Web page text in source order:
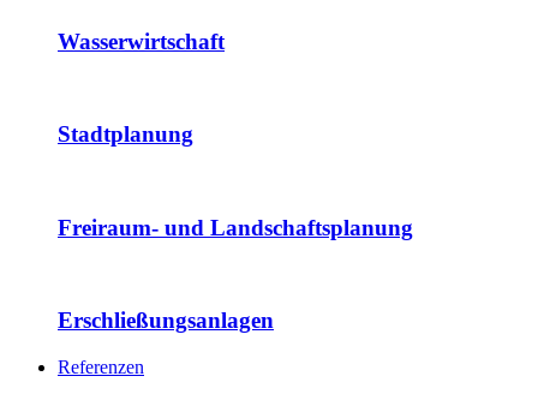
Wasserwirtschaft
Stadtplanung
Freiraum- und Landschaftsplanung
Erschließungsanlagen
Referenzen